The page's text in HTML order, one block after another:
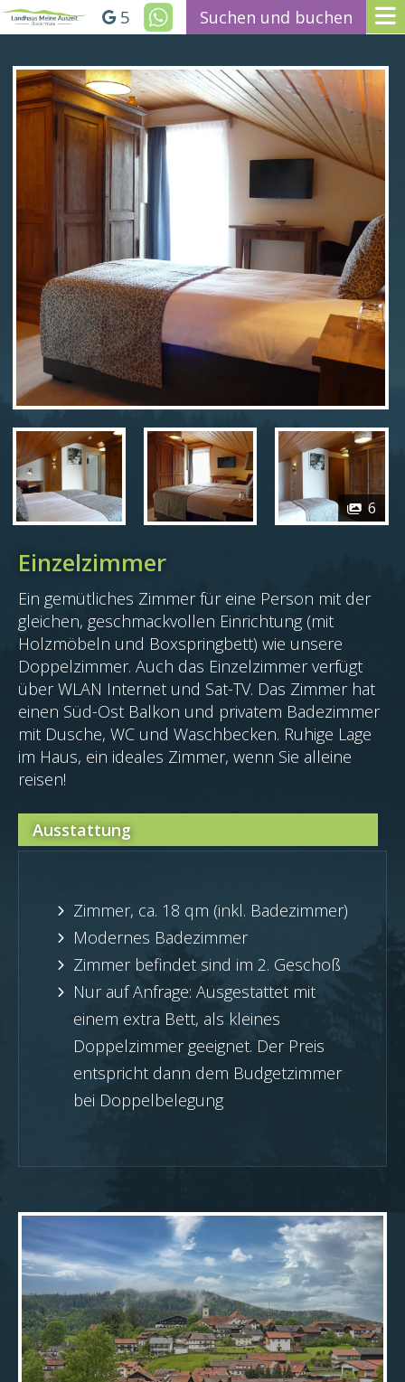
5 Suchen und buchen
6
Einzelzimmer
Ein gemütliches Zimmer für eine Person mit der
gleichen, geschmackvollen Einrichtung (mit
Holzmöbeln und Boxspringbett) wie unsere
Doppelzimmer. Auch das Einzelzimmer verfügt
über WLAN Internet und Sat-TV. Das Zimmer hat
einen Süd-Ost Balkon und privatem Badezimmer
mit Dusche, WC und Waschbecken. Ruhige Lage
im Haus, ein ideales Zimmer, wenn Sie alleine
reisen!
Ausstattung
Zimmer, ca. 18 qm (inkl. Badezimmer)
Modernes Badezimmer
Zimmer befindet sind im 2. Geschoß
Nur auf Anfrage: Ausgestattet mit
einem extra Bett, als kleines
Doppelzimmer geeignet. Der Preis
entspricht dann dem Budgetzimmer
bei Doppelbelegung